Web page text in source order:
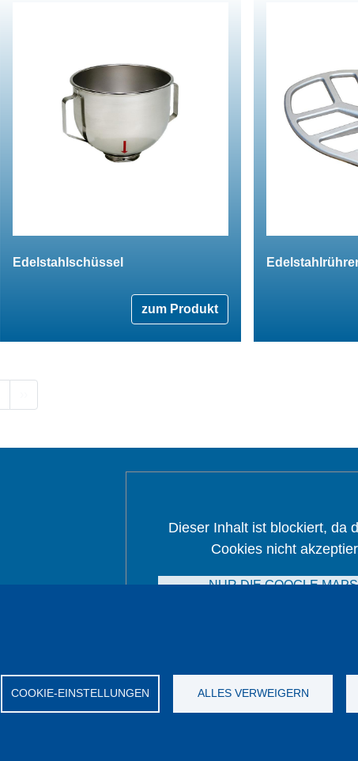
Edelstahlschüssel
zum Produkt
COOKIE-EINSTELLUNGEN ALLES VERWEIGERN
Dieser Inhalt ist blockiert, da
Cookies nicht
NUR DIE GOOGLE